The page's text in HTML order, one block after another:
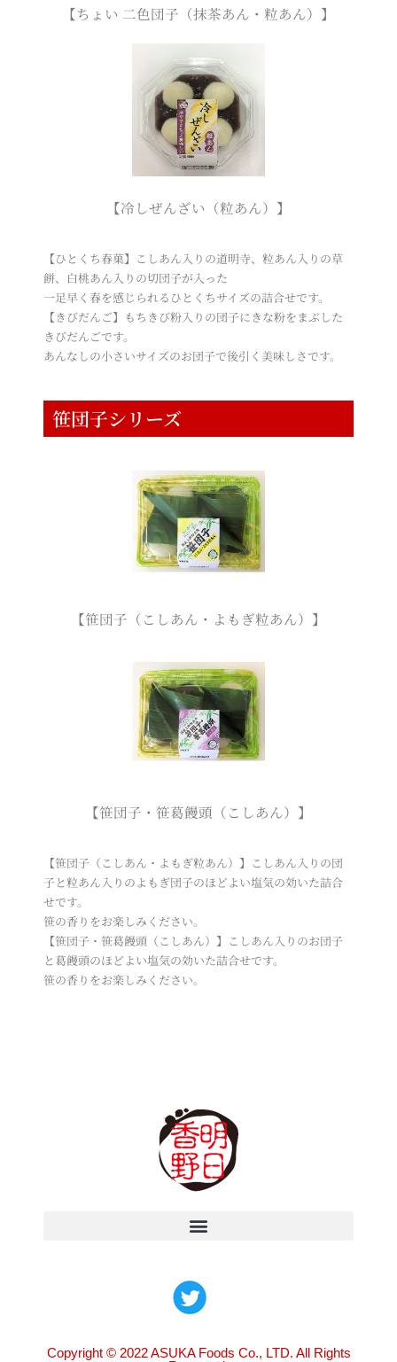
【ちょい 二色団子（抹茶あん・粒あん）】
【冷しぜんざい（粒あん）】
【ひとくち春菓】こしあん入りの道明寺、粒あん入りの草
餅、白桃あん入りの切団子が入った
一足早く春を感じられるひとくちサイズの詰合せです。
【きびだんご】もちきび粉入りの団子にきな粉をまぶした
きびだんごです。
あんなしの小さいサイズのお団子で後引く美味しさです。
笹団子シリーズ
【笹団子（こしあん・よもぎ粒あん）】
【笹団子・笹葛饅頭（こしあん）】
【笹団子（こしあん・よもぎ粒あん）】こしあん入りの団
子と粒あん入りのよもぎ団子のほどよい塩気の効いた詰合
せです。
笹の香りをお楽しみください。
【笹団子・笹葛饅頭（こしあん）】こしあん入りのお団子
と葛饅頭のほどよい塩気の効いた詰合せです。
笹の香りをお楽しみください。
Copyright © 2022 ASUKA Foods Co., LTD. All Rights